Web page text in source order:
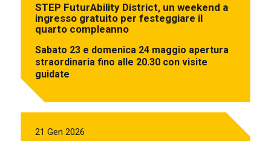
STEP FuturAbility District, un weekend a
ingresso gratuito per festeggiare il
quarto compleanno
Sabato 23 e domenica 24 maggio apertura
straordinaria fino alle 20.30 con visite
guidate
21 Gen 2026